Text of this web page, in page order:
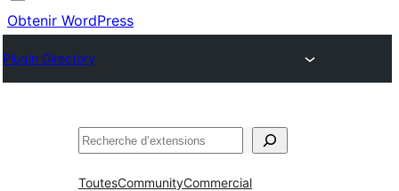
Obtenir WordPress
Plugin Directory
Rechercher
ToutesCommunityCommercial